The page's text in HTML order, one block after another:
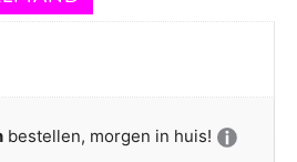
bestellen, morgen in huis!